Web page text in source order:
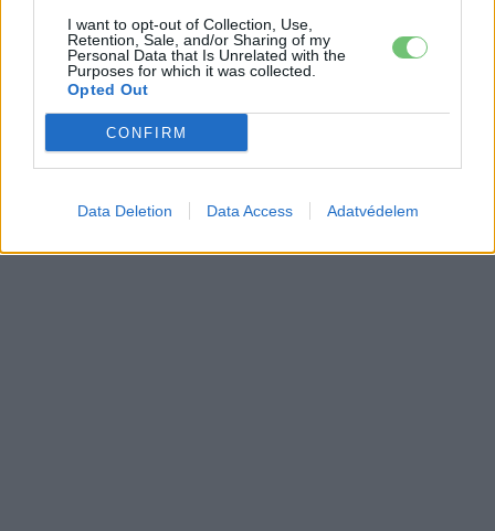
I want to opt-out of Collection, Use,
Retention, Sale, and/or Sharing of my
Personal Data that Is Unrelated with the
Purposes for which it was collected.
Opted Out
CONFIRM
Data Deletion Data Access Adatvédelem